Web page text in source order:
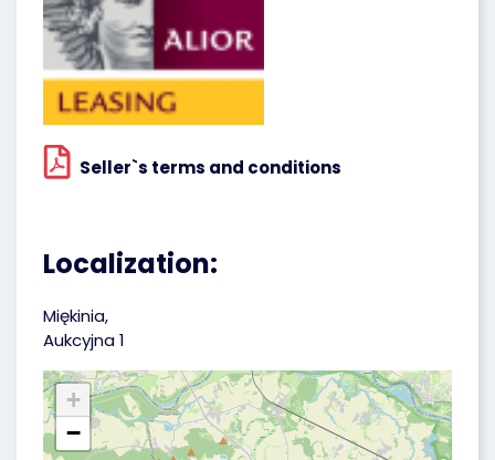
Seller`s terms and conditions
Localization:
Miękinia,
Aukcyjna 1
+
−